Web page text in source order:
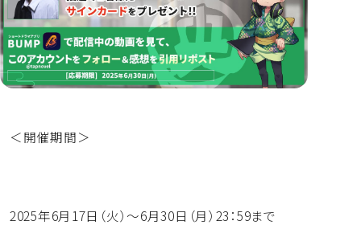
＜開催期間＞
2025年6月17日（火）～6月30日（月）23：59まで